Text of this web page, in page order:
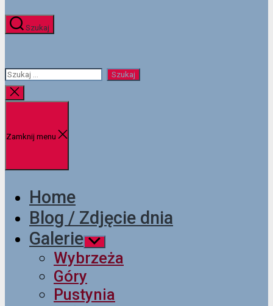
Szukaj
Szukaj:
Zamknij
wyszukiwanie
Zamknij menu
Home
Blog / Zdjęcie dnia
Galerie Pokaż
podmenu
Wybrzeża
Góry
Pustynia